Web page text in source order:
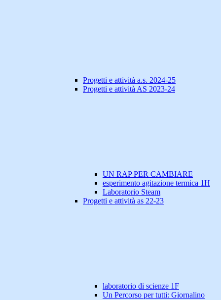
Progetti e attività a.s. 2024-25
Progetti e attività AS 2023-24
UN RAP PER CAMBIARE
esperimento agitazione termica 1H
Laboratorio Steam
Progetti e attività as 22-23
laboratorio di scienze 1F
Un Percorso per tutti: Giornalino